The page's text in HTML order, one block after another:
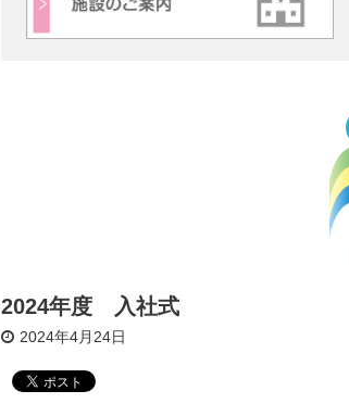
2024年度 入社式
2024年4月24日